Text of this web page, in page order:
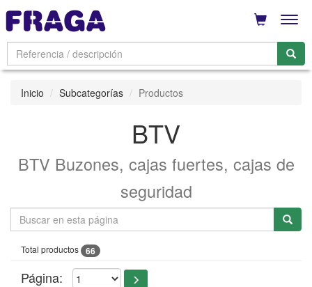
Inicio Subcategorías Productos
BTV
BTV Buzones, cajas fuertes, cajas de
seguridad
Total productos 66
Página: